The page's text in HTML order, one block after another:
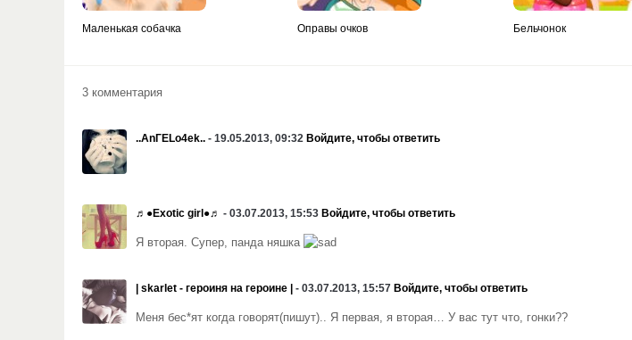
Маленькая собачка Оправы очков Бельчонок
3 комментария
..AnГELo4ek.. - 19.05.2013, 09:32 Войдите, чтобы ответить
♬●Exotic girl●♬ - 03.07.2013, 15:53 Войдите, чтобы ответить
Я вторая. Супер, панда няшка
| skarlet - героиня на героине | - 03.07.2013, 15:57 Войдите, чтобы ответить
Меня бес*ят когда говорят(пишут).. Я первая, я вторая… У вас тут что, гонки??